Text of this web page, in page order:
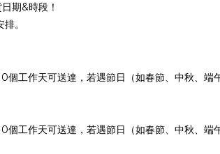
期&時段！
。
個工作天可送達，若遇節日（如春節、中秋、
個工作天可送達，若遇節日（如春節、中秋、